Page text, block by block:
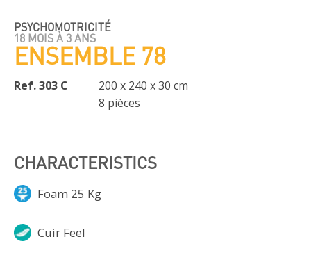
PSYCHOMOTRICITÉ
18 MOIS À 3 ANS
ENSEMBLE 78
Ref. 303 C
200 x 240 x 30 cm
8 pièces
CHARACTERISTICS
Foam 25 Kg
Cuir Feel